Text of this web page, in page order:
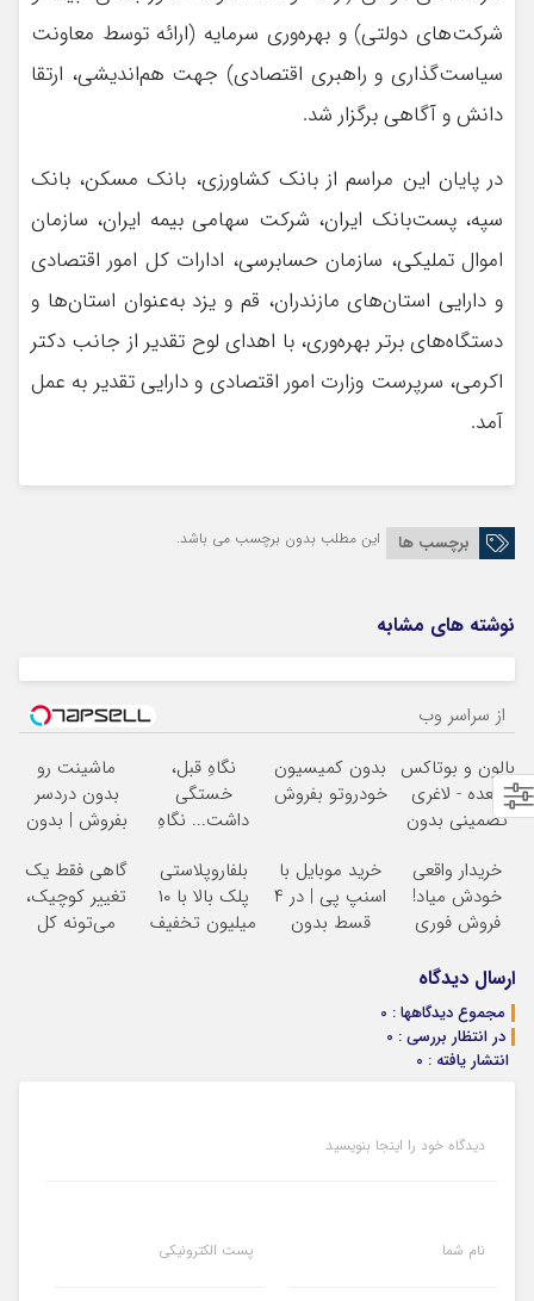
شرکت‌های دولتی) و بهره‌وری سرمایه (ارائه توسط معاونت
سیاست‌گذاری و راهبری اقتصادی) جهت هم‌اندیشی، ارتقا
دانش و آگاهی برگزار شد.
در پایان این مراسم از بانک کشاورزی، بانک مسکن، بانک
سپه، پست‌بانک ایران، شرکت سهامی بیمه ایران، سازمان
اموال تملیکی، سازمان حسابرسی، ادارات کل امور اقتصادی
و دارایی استان‌های مازندران، قم و یزد به‌عنوان استان‌ها و
دستگاه‌های برتر بهره‌وری، با اهدای لوح تقدیر از جانب دکتر
اکرمی، سرپرست وزارت امور اقتصادی و دارایی تقدیر به عمل
آمد.
برچسب ها این مطلب بدون برچسب می باشد.
نوشته های مشابه
از سراسر وب
بالون و بوتاکس
معده - لاغری
تضمینی بدون
بدون کمیسیون
خودروتو بفروش
نگاهِ قبل،
خستگی
داشت... نگاهِ
بلفا با 25%
تخفیف
ماشینت رو
بدون دردسر
بفروش | بدون
خریدار واقعی
خودش میاد!
فروش فوری
مکانیک
خرید موبایل با
اسنپ پی | در ۴
قسط بدون
بلفاروپلاستی
پلک بالا با ۱۰
میلیون تخفیف
گاهی فقط یک
تغییر کوچیک،
می‌تونه کل
ارسال دیدگاه
مجموع دیدگاهها : 0
در انتظار بررسی : 0
انتشار یافته : 0
دیدگاه خود را اینجا بنویسید
نام شما پست الکترونیکی